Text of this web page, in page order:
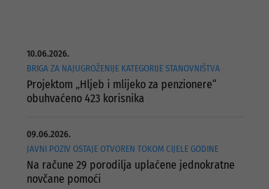
10.06.2026.
BRIGA ZA NAJUGROŽENIJE KATEGORIJE STANOVNIŠTVA
Projektom „Hljeb i mlijeko za penzionere“
obuhvaćeno 423 korisnika
09.06.2026.
JAVNI POZIV OSTAJE OTVOREN TOKOM CIJELE GODINE
Na račune 29 porodilja uplaćene jednokratne
novčane pomoći